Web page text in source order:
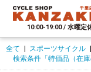
10:00-19:00 / 水曜定
全て スポーツサイクル
検索条件 「特価品（在庫